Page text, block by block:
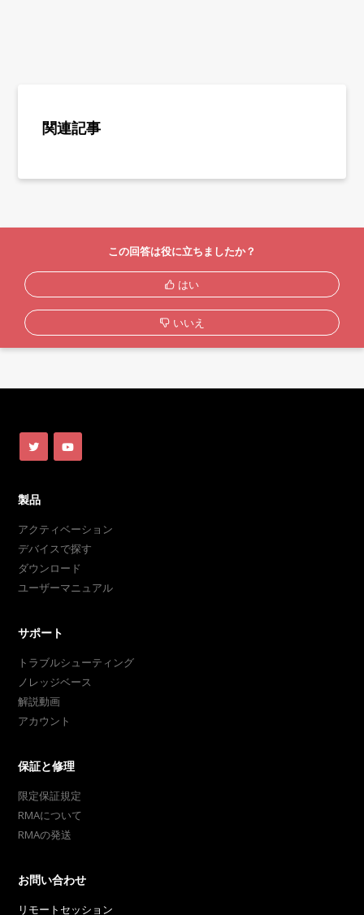
関連記事
この回答は役に立ちましたか？
はい
いいえ
製品
アクティベーション
デバイスで探す
ダウンロード
ユーザーマニュアル
サポート
トラブルシューティング
ノレッジベース
解説動画
アカウント
保証と修理
限定保証規定
RMAについて
RMAの発送
お問い合わせ
リモートセッション